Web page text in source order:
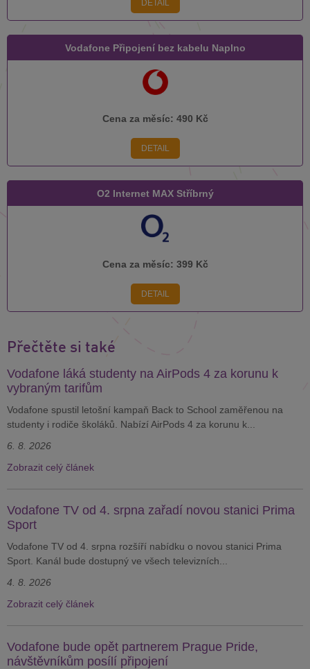
DETAIL
Vodafone Připojení bez kabelu Naplno
Cena za měsíc: 490 Kč
DETAIL
O2 Internet MAX Stříbrný
Cena za měsíc: 399 Kč
DETAIL
Přečtěte si také
Vodafone láká studenty na AirPods 4 za korunu k
vybraným tarifům
Vodafone spustil letošní kampaň Back to School zaměřenou na
studenty i rodiče školáků. Nabízí AirPods 4 za korunu k...
6. 8. 2026
Zobrazit celý článek
Vodafone TV od 4. srpna zařadí novou stanici Prima
Sport
Vodafone TV od 4. srpna rozšíří nabídku o novou stanici Prima
Sport. Kanál bude dostupný ve všech televizních...
4. 8. 2026
Zobrazit celý článek
Vodafone bude opět partnerem Prague Pride,
návštěvníkům posílí připojení